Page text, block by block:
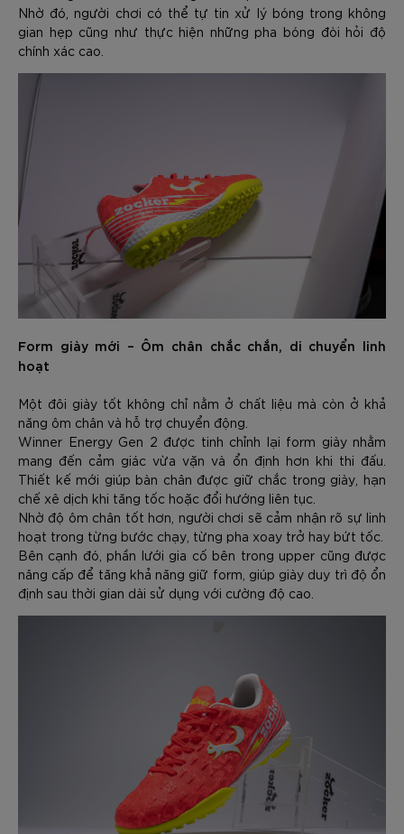
Nhờ đó, người chơi có thể tự tin xử lý bóng trong không
gian hẹp cũng như thực hiện những pha bóng đòi hỏi độ
chính xác cao.
Form giày mới – Ôm chân chắc chắn, di chuyển linh
hoạt
Một đôi giày tốt không chỉ nằm ở chất liệu mà còn ở khả
năng ôm chân và hỗ trợ chuyển động.
Winner Energy Gen 2 được tinh chỉnh lại form giày nhằm
mang đến cảm giác vừa vặn và ổn định hơn khi thi đấu.
Thiết kế mới giúp bàn chân được giữ chắc trong giày, hạn
chế xê dịch khi tăng tốc hoặc đổi hướng liên tục.
Nhờ độ ôm chân tốt hơn, người chơi sẽ cảm nhận rõ sự linh
hoạt trong từng bước chạy, từng pha xoay trở hay bứt tốc.
Bên cạnh đó, phần lưới gia cố bên trong upper cũng được
nâng cấp để tăng khả năng giữ form, giúp giày duy trì độ ổn
định sau thời gian dài sử dụng với cường độ cao.